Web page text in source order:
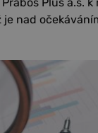
je nad